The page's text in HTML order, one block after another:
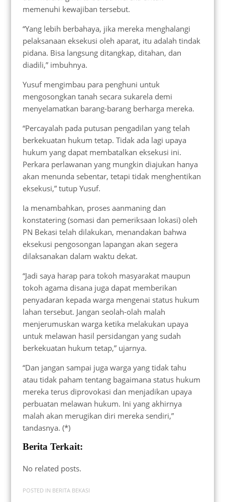
memenuhi kewajiban tersebut.
“Yang lebih berbahaya, jika mereka menghalangi
pelaksanaan eksekusi oleh aparat, itu adalah tindak
pidana. Bisa langsung ditangkap, ditahan, dan
diadili,” imbuhnya.
Yusuf mengimbau para penghuni untuk
mengosongkan tanah secara sukarela demi
menyelamatkan barang-barang berharga mereka.
“Percayalah pada putusan pengadilan yang telah
berkekuatan hukum tetap. Tidak ada lagi upaya
hukum yang dapat membatalkan eksekusi ini.
Perkara perlawanan yang mungkin diajukan hanya
akan menunda sebentar, tetapi tidak menghentikan
eksekusi,” tutup Yusuf.
Ia menambahkan, proses aanmaning dan
konstatering (somasi dan pemeriksaan lokasi) oleh
PN Bekasi telah dilakukan, menandakan bahwa
eksekusi pengosongan lapangan akan segera
dilaksanakan dalam waktu dekat.
“Jadi saya harap para tokoh masyarakat maupun
tokoh agama disana juga dapat memberikan
penyadaran kepada warga mengenai status hukum
lahan tersebut. Jangan seolah-olah malah
menjerumuskan warga ketika melakukan upaya
untuk melawan hasil persidangan yang sudah
berkekuatan hukum tetap,” ujarnya.
“Dan jangan sampai juga warga yang tidak tahu
atau tidak paham tentang bagaimana status hukum
mereka terus diprovokasi dan menjadikan upaya
perbuatan melawan hukum. Ini yang akhirnya
malah akan merugikan diri mereka sendiri,”
tandasnya. (*)
Berita Terkait:
No related posts.
POSTED IN BERITA BEKASI